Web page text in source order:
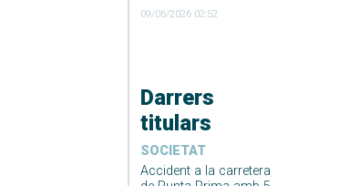
09/06/2026 02:52
Darrers
titulars
SOCIETAT
Accident a la carretera